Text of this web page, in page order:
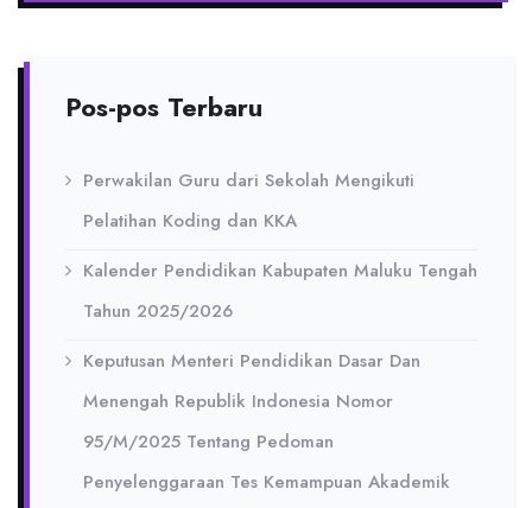
Pos-pos Terbaru
Perwakilan Guru dari Sekolah Mengikuti
Pelatihan Koding dan KKA
Kalender Pendidikan Kabupaten Maluku Tengah
Tahun 2025/2026
Keputusan Menteri Pendidikan Dasar Dan
Menengah Republik Indonesia Nomor
95/M/2025 Tentang Pedoman
Penyelenggaraan Tes Kemampuan Akademik